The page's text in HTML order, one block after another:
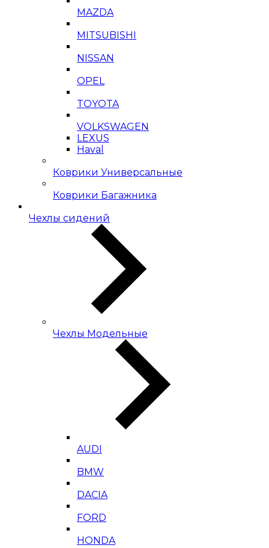
MAZDA
MITSUBISHI
NISSAN
OPEL
TOYOTA
VOLKSWAGEN
LEXUS
Haval
Коврики Универсальные
Коврики Багажника
Чехлы сидений
Чехлы Модельные
AUDI
BMW
DACIA
FORD
HONDA